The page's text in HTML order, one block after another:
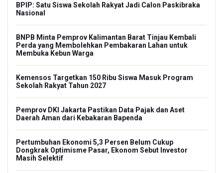
BPIP: Satu Siswa Sekolah Rakyat Jadi Calon Paskibraka
Nasional
BNPB Minta Pemprov Kalimantan Barat Tinjau Kembali
Perda yang Membolehkan Pembakaran Lahan untuk
Membuka Kebun Warga
Kemensos Targetkan 150 Ribu Siswa Masuk Program
Sekolah Rakyat Tahun 2027
Pemprov DKI Jakarta Pastikan Data Pajak dan Aset
Daerah Aman dari Kebakaran Bapenda
Pertumbuhan Ekonomi 5,3 Persen Belum Cukup
Dongkrak Optimisme Pasar, Ekonom Sebut Investor
Masih Selektif